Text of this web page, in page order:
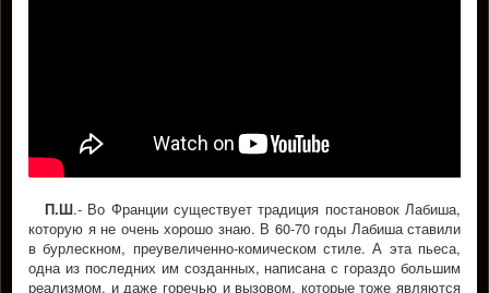
П.Ш.- Во Франции существует традиция постановок Лабиша,
которую я не очень хорошо знаю. В 60-70 годы Лабиша ставили
в бурлескном, преувеличенно-комическом стиле. А эта пьеса,
одна из последних им созданных, написана с гораздо большим
реализмом, и даже горечью и вызовом, которые тоже являются